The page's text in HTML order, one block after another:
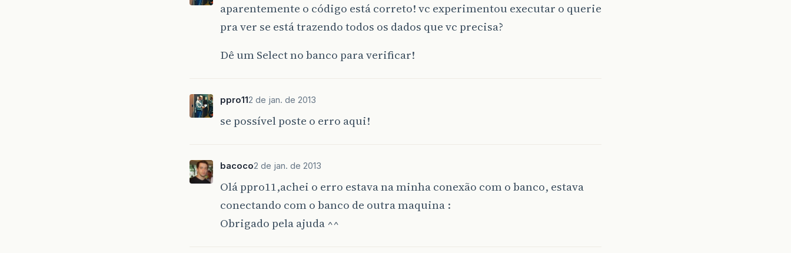
aparentemente o código está correto! vc experimentou executar o querie
pra ver se está trazendo todos os dados que vc precisa?
Dê um Select no banco para verificar!
ppro112 de jan. de 2013
se possível poste o erro aqui!
bacoco2 de jan. de 2013
Olá ppro11,achei o erro estava na minha conexão com o banco, estava
conectando com o banco de outra maquina :
Obrigado pela ajuda ^^